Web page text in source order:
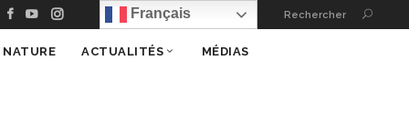
Français Rechercher
ACTUALITÉS MÉDIAS